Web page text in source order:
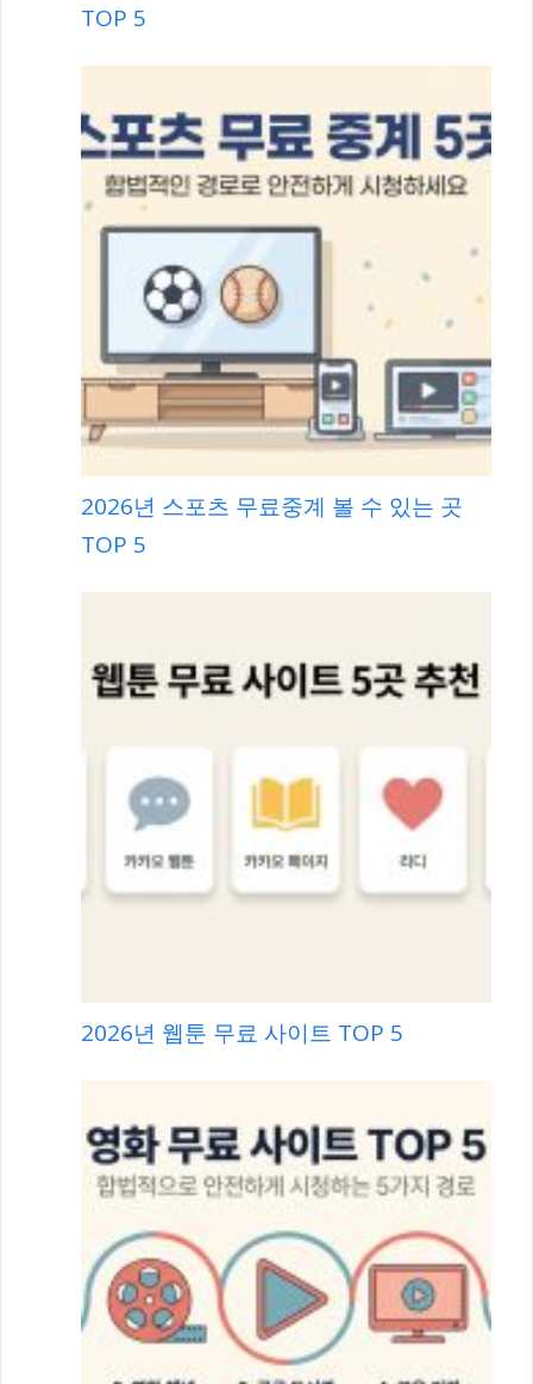
TOP 5
2026년 스포츠 무료중계 볼 수 있는 곳
TOP 5
2026년 웹툰 무료 사이트 TOP 5